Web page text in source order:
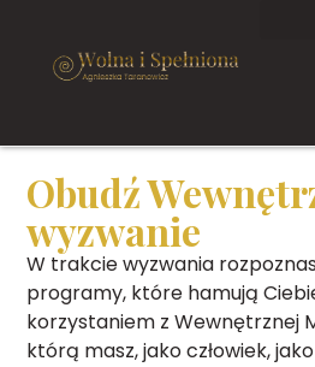
Obudź
wyzwanie
W trakcie wyzwania
programy, które hamują
korzystaniem z Wewnętrznej
którą masz, jako człowiek,